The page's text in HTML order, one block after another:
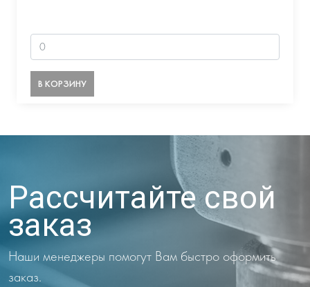
В КОРЗИНУ
Рассчитайте свой
заказ
Наши менеджеры помогут Вам быстро оформить
заказ.